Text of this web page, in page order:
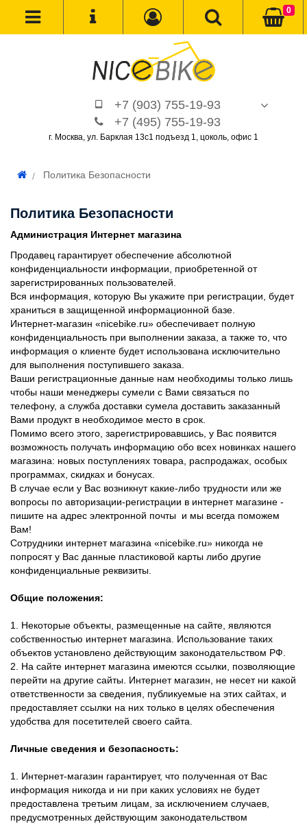
+7 (903) 755-19-93
+7 (495) 755-19-93
г. Москва, ул. Барклая 13с1 подъезд 1, цоколь, офис 1
0
Политика Безопасности
Политика Безопасности
Администрация Интернет магазина
Продавец гарантирует обеспечение абсолютной
конфиденциальности информации, приобретенной от
зарегистрированных пользователей.
Вся информация, которую Вы укажите при регистрации, будет
храниться в защищенной информационной базе.
Интернет-магазин «nicebike.ru» обеспечивает полную
конфиденциальность при выполнении заказа, а также то, что
информация о клиенте будет использована исключительно
для выполнения поступившего заказа.
Ваши регистрационные данные нам необходимы только лишь
чтобы наши менеджеры сумели с Вами связаться по
телефону, а служба доставки сумела доставить заказанный
Вами продукт в необходимое место в срок.
Помимо всего этого, зарегистрировавшись, у Вас появится
возможность получать информацию обо всех новинках нашего
магазина: новых поступлениях товара, распродажах, особых
программах, скидках и бонусах.
В случае если у Вас возникнут какие-либо трудности или же
вопросы по авторизации-регистрации в интернет магазине -
пишите на адрес электронной почты и мы всегда поможем
Вам!
Сотрудники интернет магазина «nicebike.ru» никогда не
попросят у Вас данные пластиковой карты либо другие
конфиденциальные реквизиты.
Общие положения:
1. Некоторые объекты, размещенные на сайте, являются
собственностью интернет магазина. Использование таких
объектов установлено действующим законодательством РФ.
2. На сайте интернет магазина имеются ссылки, позволяющие
перейти на другие сайты. Интернет магазин, не несет ни какой
ответственности за сведения, публикуемые на этих сайтах, и
предоставляет ссылки на них только в целях обеспечения
удобства для посетителей своего сайта.
Личные сведения и безопасность:
1. Интернет-магазин гарантирует, что полученная от Вас
информация никогда и ни при каких условиях не будет
предоставлена третьим лицам, за исключением случаев,
предусмотренных действующим законодательством